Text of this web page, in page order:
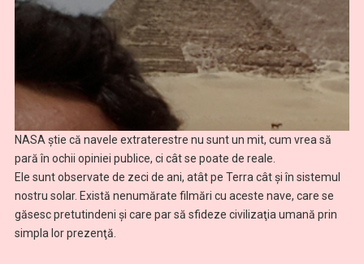
NASA ştie că navele extraterestre nu sunt un mit, cum vrea să
pară în ochii opiniei publice, ci cât se poate de reale.
Ele sunt observate de zeci de ani, atât pe Terra cât şi în sistemul
nostru solar. Există nenumărate filmări cu aceste nave, care se
găsesc pretutindeni şi care par să sfideze civilizaţia umană prin
simpla lor prezenţă.